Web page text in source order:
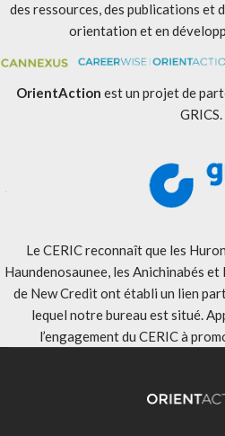
des ressources, des publications et
orientation et en
OrientAction est un projet de
GRICS.
Le CERIC reconnaît que les
Haundenosaunee, les Anichinabés
de New Credit ont établi un lien
lequel notre bureau est situé.
l’engagement du CERIC à